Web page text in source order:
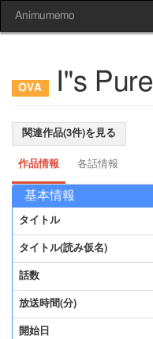
Animumemo
I"s Pure
関連作品(3件)を見る
作品情報 各話情報
基本情報
タイトル
タイトル(読み仮名)
話数
放送時間(分)
開始日